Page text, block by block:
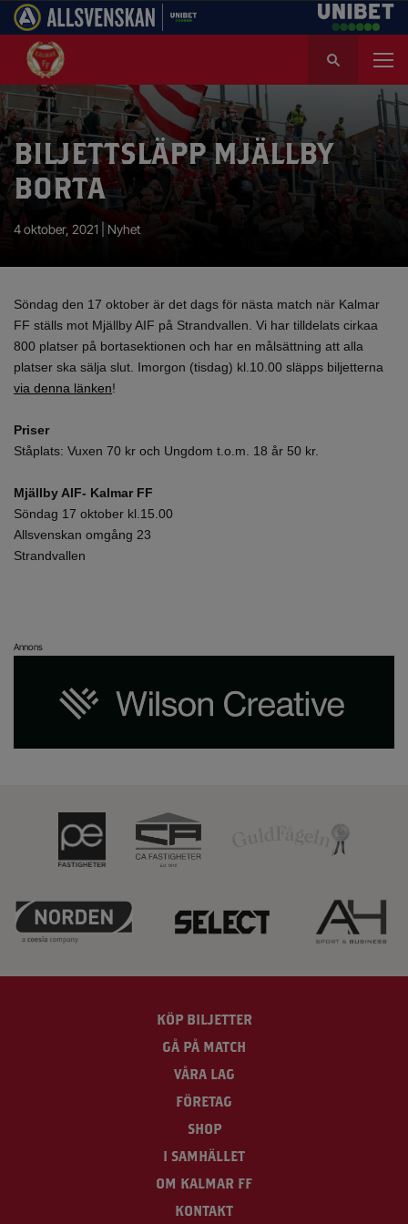
k
e
r
BILJETTSLÄPP MJÄLLBY
BORTA
4 oktober, 2021 | Nyhet
Söndag den 17 oktober är det dags för nästa match när Kalmar
FF ställs mot Mjällby AIF på Strandvallen. Vi har tilldelats cirkaa
800 platser på bortasektionen och har en målsättning att alla
platser ska sälja slut. Imorgon (tisdag) kl.10.00 släpps biljetterna
via denna länken!
Priser
Ståplats: Vuxen 70 kr och Ungdom t.o.m. 18 år 50 kr.
Mjällby AIF- Kalmar FF
Söndag 17 oktober kl.15.00
Allsvenskan omgång 23
Strandvallen
Annons
KÖP BILJETTER
GÅ PÅ MATCH
VÅRA LAG
FÖRETAG
SHOP
I SAMHÄLLET
OM KALMAR FF
KONTAKT